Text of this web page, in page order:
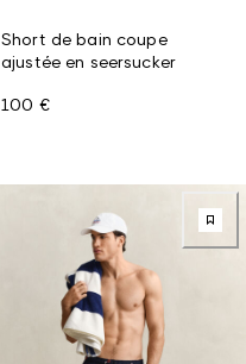
Short de bain coupe
ajustée en seersucker
100 €